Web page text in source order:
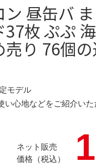
昼缶バ
37枚 ぷぷ
り 76個
モデル
い心地などをご紹介いた
ネット販売
価格（税込）